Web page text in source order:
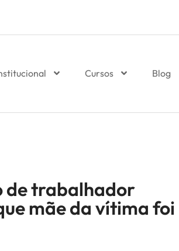
Cursos Blog
de trabalhador
mãe da vítima foi